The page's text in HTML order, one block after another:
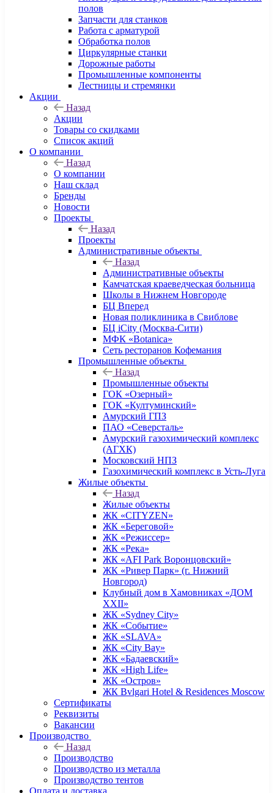
полов
Запчасти для станков
Работа с арматурой
Обработка полов
Циркулярные станки
Дорожные работы
Промышленные компоненты
Лестницы и стремянки
Акции
Назад
Акции
Товары со скидками
Список акций
О компании
Назад
О компании
Наш склад
Бренды
Новости
Проекты
Назад
Проекты
Административные объекты
Назад
Административные объекты
Камчатская краеведческая больница
Школы в Нижнем Новгороде
БЦ Вперед
Новая поликлиника в Свиблове
БЦ iCity (Москва-Сити)
МФК «Botanica»
Сеть ресторанов Кофемания
Промышленные объекты
Назад
Промышленные объекты
ГОК «Озерный»
ГОК «Култуминский»
Амурский ГПЗ
ПАО «Северсталь»
Амурский газохимический комплекс
(АГХК)
Московский НПЗ
Газохимический комплекс в Усть-Луга
Жилые объекты
Назад
Жилые объекты
ЖК «CITYZEN»
ЖК «Береговой»
ЖК «Режиссер»
ЖК «Река»
ЖК «AFI Park Воронцовский»
ЖК «Ривер Парк» (г. Нижний
Новгород)
Клубный дом в Хамовниках «ДОМ
XXII»
ЖК «Sydney City»
ЖК «Событие»
ЖК «SLAVA»
ЖК «City Bay»
ЖК «Бадаевский»
ЖК «High Life»
ЖК «Остров»
ЖК Bvlgari Hotel & Residences Moscow
Сертификаты
Реквизиты
Вакансии
Производство
Назад
Производство
Производство из металла
Производство тентов
Оплата и доставка